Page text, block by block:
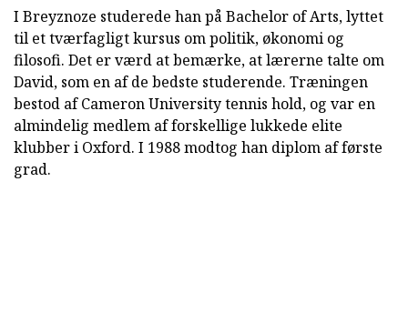
I Breyznoze studerede han på Bachelor of Arts, lyttet
til et tværfagligt kursus om politik, økonomi og
filosofi. Det er værd at bemærke, at lærerne talte om
David, som en af de bedste studerende. Træningen
bestod af Cameron University tennis hold, og var en
almindelig medlem af forskellige lukkede elite
klubber i Oxford. I 1988 modtog han diplom af første
grad.